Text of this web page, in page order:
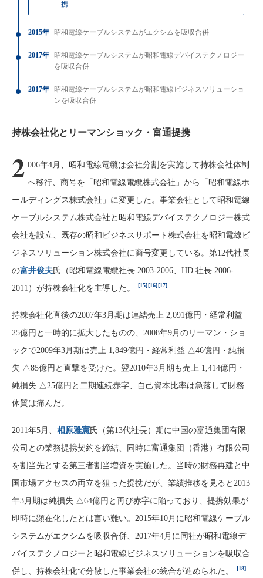
携
2015年 昭和電線ケーブルシステムがエクシムを吸収合併
2017年
昭和電線ケーブルシステムが昭和電線デバイステクノロジー
を吸収合併
2017年
昭和電線ケーブルシステムが昭和電線ビジネスソリューショ
ンを吸収合併
持株会社化とリーマンショック・富通提携
2 006年4月、昭和電線電纜は会社分割を実施して持株会社体制
へ移行、商号を「昭和電線電纜株式会社」から「昭和電線ホ
ールディングス株式会社」に変更した。事業会社として昭和電線
ケーブルシステム株式会社と昭和電線デバイステクノロジー株式
会社を設立、既存の昭和ビジネスサポート株式会社を昭和電線ビ
ジネスソリューション株式会社に商号変更している。第12代社長
の富井俊夫氏（昭和電線電纜社長 2003-2006、HD 社長 2006-
2011）が持株会社化を主導した。
[15][16][17]
持株会社化直後の2007年3月期は連結売上 2,091億円・経常利益
25億円と一時的に拡大したものの、2008年9月のリーマン・ショ
ックで2009年3月期は売上 1,849億円・経常利益 △46億円・純損
失 △85億円と直撃を受けた。翌2010年3月期も売上 1,414億円・
純損失 △25億円と二期連続赤字、自己資本比率は急落して財務
体質は痛んだ。
2011年5月、 相原雅憲氏（第13代社長）期に中国の富通集団有限
公司との業務提携契約を締結、同時に富通集団（香港）有限公司
を割当先とする第三者割当増資を実施した。当時の財務再建と中
国市場アクセスの両立を狙った提携だが、業績推移を見ると2013
年3月期は純損失 △64億円と再び赤字に陥っており、提携効果が
即時に顕在化したとは言い難い。2015年10月に昭和電線ケーブル
システムがエクシムを吸収合併、2017年4月に同社が昭和電線デ
バイステクノロジーと昭和電線ビジネスソリューションを吸収合
併し、持株会社化で分散した事業会社の統合が進められた。
[18]